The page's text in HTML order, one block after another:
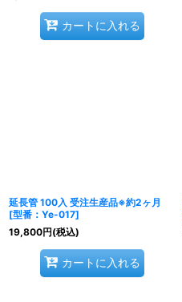
カートに入れる
延長管 100入 受注生産品※約2ヶ月
[型番：Ye-017]
19,800円(税込)
カートに入れる